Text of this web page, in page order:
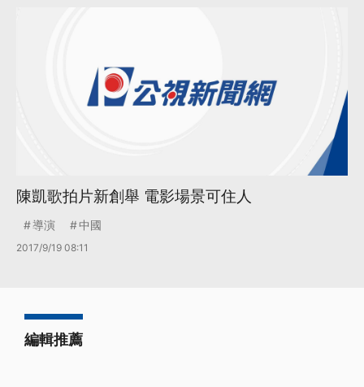
陳凱歌拍片新創舉 電影場景可住人
導演 中國
2017/9/19 08:11
編輯推薦